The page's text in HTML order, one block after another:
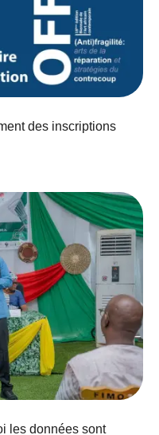
des inscriptions
les données sont